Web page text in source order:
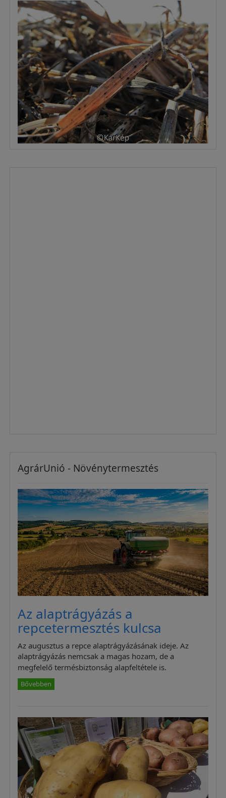
AgrárUnió - Növénytermesztés
Az alaptrágyázás a
repcetermesztés kulcsa
Az augusztus a repce alaptrágyázásának ideje. Az
alaptrágyázás nemcsak a magas hozam, de a
megfelelő termésbiztonság alapfeltétele is.
Bővebben